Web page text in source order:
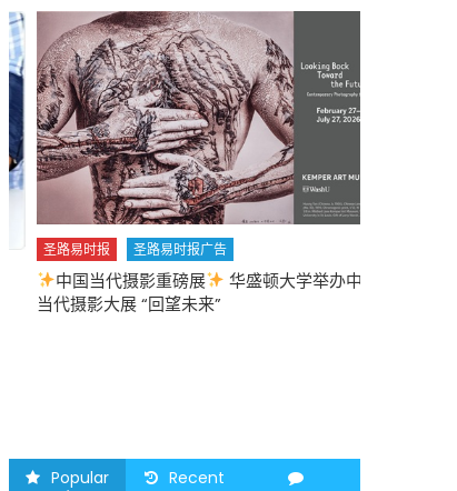
圣路易时报 圣路易时报广告
中国当代摄影重磅展
华盛顿大学举办中国
当代摄影大展 “回望未来”
Popular
Recent